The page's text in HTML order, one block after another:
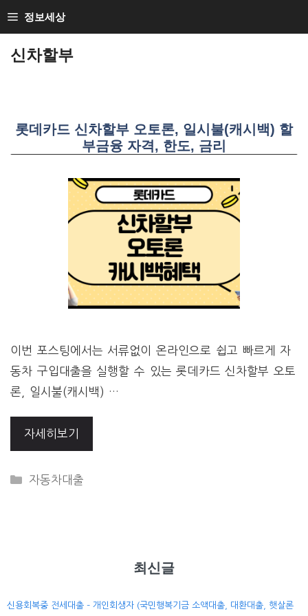
CONTENT
정보세상
신차할부
롯데카드 신차할부 오토론, 일시불(캐시백) 할
부금융 자격, 한도, 금리
이번 포스팅에서는 서류없이 온라인으로 쉽고 빠르게 자
동차 구입대출을 실행할 수 있는 롯데카드 신차할부 오토
론, 일시불(캐시백) …
자세히보기
CATEGORIES
자동차대출
최신글
신용회복중 전세대출 – 개인회생자 (국민행복기금 소액대출, 대환대출, 햇살론